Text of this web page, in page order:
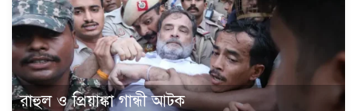
রাহুল ও প্রিয়াঙ্কা গান্ধী আটক